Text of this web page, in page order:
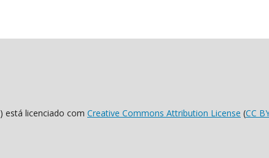
) está licenciado com Creative Commons Attribution License (CC